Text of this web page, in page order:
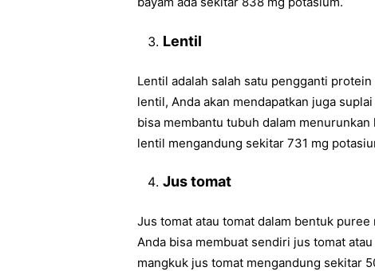
Lentil
Lentil adalah salah satu pengganti
lentil, Anda akan mendapatkan juga
bisa membantu tubuh dalam
lentil mengandung sekitar 731 mg
Jus tomat
Jus tomat atau tomat dalam bentuk
Anda bisa membuat sendiri jus tomat
mangkuk jus tomat mengandung sekitar